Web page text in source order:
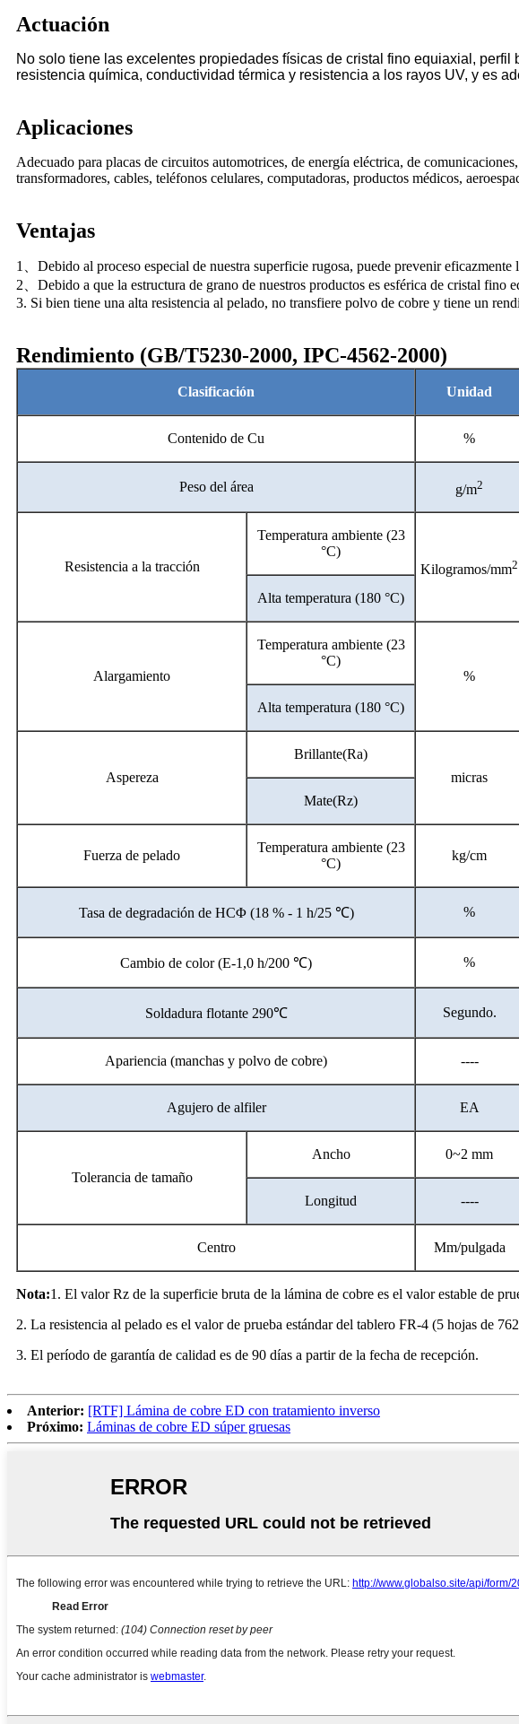
Actuación
No solo tiene las excelentes propiedades físicas de cristal fino equiaxial,
resistencia química, conductividad térmica y resistencia a los rayos UV, y es
Aplicaciones
Adecuado para placas de circuitos automotrices, de energía eléctrica, de
transformadores, cables, teléfonos celulares, computadoras, productos médicos,
Ventajas
1、Debido al proceso especial de nuestra superficie rugosa, puede prevenir eficazmente
2、Debido a que la estructura de grano de nuestros productos es esférica de cristal
3. Si bien tiene una alta resistencia al pelado, no transfiere polvo de cobre y tiene un
Rendimiento (GB/T5230-2000, IPC-4562-2000)
Clasificación Unidad
Contenido de Cu %
Peso del área g/m2
Resistencia a la tracción
Temperatura ambiente (23
°C)
Kilogramos/mm2
Alta temperatura (180 °C)
Alargamiento
Temperatura ambiente (23
°C)
%
Alta temperatura (180 °C)
Aspereza
Brillante(Ra)
micras
Mate(Rz)
Fuerza de pelado
Temperatura ambiente (23
°C)
kg/cm
Tasa de degradación de HCΦ (18 % - 1 h/25 ℃) %
Cambio de color (E-1,0 h/200 ℃) %
Soldadura flotante 290℃ Segundo.
Apariencia (manchas y polvo de cobre) ----
Agujero de alfiler EA
Tolerancia de tamaño
Ancho 0~2 mm
Longitud ----
Centro Mm/pulgada
Nota:1. El valor Rz de la superficie bruta de la lámina de cobre es el valor estable de
2. La resistencia al pelado es el valor de prueba estándar del tablero FR-4 (5 hojas de
3. El período de garantía de calidad es de 90 días a partir de la fecha de recepción.
Anterior: [RTF] Lámina de cobre ED con tratamiento inverso
Próximo: Láminas de cobre ED súper gruesas